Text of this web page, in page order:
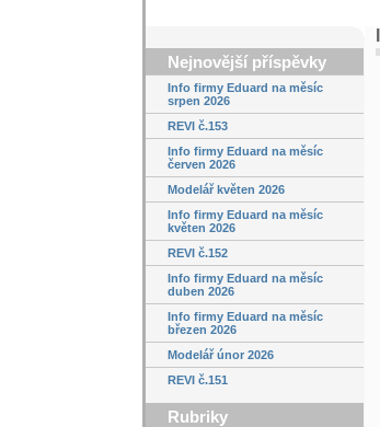
Nejnovější příspěvky
Info firmy Eduard na měsíc
srpen 2026
REVI č.153
Info firmy Eduard na měsíc
červen 2026
Modelář květen 2026
Info firmy Eduard na měsíc
květen 2026
REVI č.152
Info firmy Eduard na měsíc
duben 2026
Info firmy Eduard na měsíc
březen 2026
Modelář únor 2026
REVI č.151
Rubriky